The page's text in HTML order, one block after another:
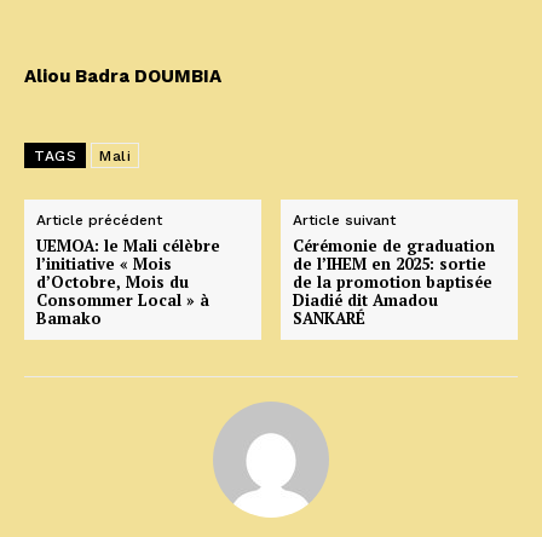
Aliou Badra DOUMBIA
TAGS Mali
Article précédent
UEMOA: le Mali célèbre
l’initiative « Mois
d’Octobre, Mois du
Consommer Local » à
Bamako
Article suivant
Cérémonie de graduation
de l’IHEM en 2025: sortie
de la promotion baptisée
Diadié dit Amadou
SANKARÉ